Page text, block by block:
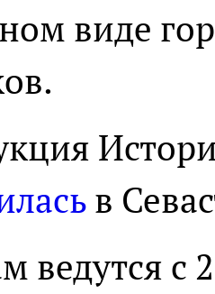
виде
в
ведутся с